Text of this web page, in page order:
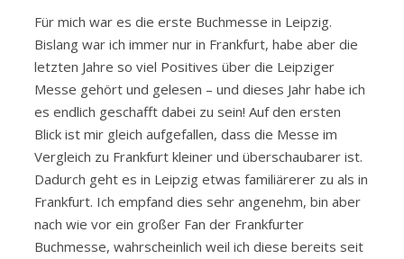
Für mich war es die erste Buchmesse in Leipzig.
Bislang war ich immer nur in Frankfurt, habe aber die
letzten Jahre so viel Positives über die Leipziger
Messe gehört und gelesen – und dieses Jahr habe ich
es endlich geschafft dabei zu sein! Auf den ersten
Blick ist mir gleich aufgefallen, dass die Messe im
Vergleich zu Frankfurt kleiner und überschaubarer ist.
Dadurch geht es in Leipzig etwas familiärerer zu als in
Frankfurt. Ich empfand dies sehr angenehm, bin aber
nach wie vor ein großer Fan der Frankfurter
Buchmesse, wahrscheinlich weil ich diese bereits seit